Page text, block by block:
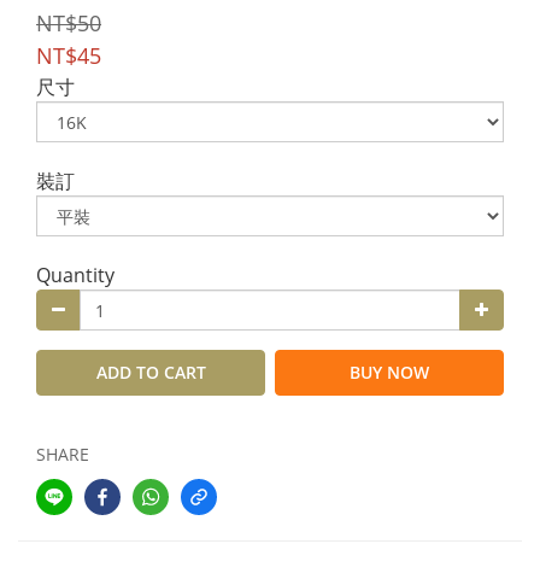
NT$50
NT$45
尺寸
裝訂
Quantity
ADD TO CART BUY NOW
SHARE